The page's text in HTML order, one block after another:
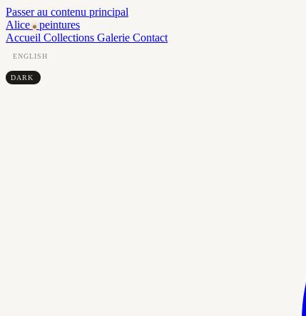
Passer au contenu principal
Alice
peintures
Accueil Collections Galerie Contact
ENGLISH
DARK